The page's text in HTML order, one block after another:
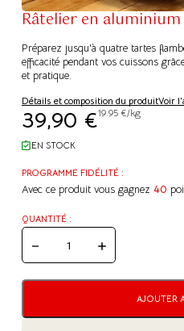
Râtelier en
Préparez jusqu'à quatre tartes
efficacité pendant vos cuissons
et pratique.
Détails et composition du produitVoir
39,90 €19.95 €/kg
EN STOCK
PROGRAMME FIDÉLITÉ :
Avec ce produit vous gagnez 40
QUANTITÉ :
QUANTITÉ
DE
EN
4
AJOUTER